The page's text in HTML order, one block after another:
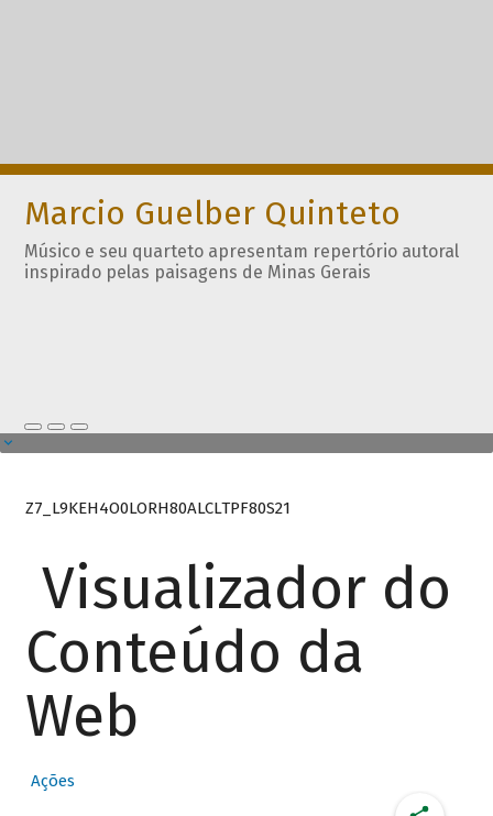
Marcio Guelber Quinteto
Músico e seu quarteto apresentam repertório autoral
inspirado pelas paisagens de Minas Gerais
Z7_L9KEH4O0LORH80ALCLTPF80S21
Visualizador do
Conteúdo da
Web
Ações